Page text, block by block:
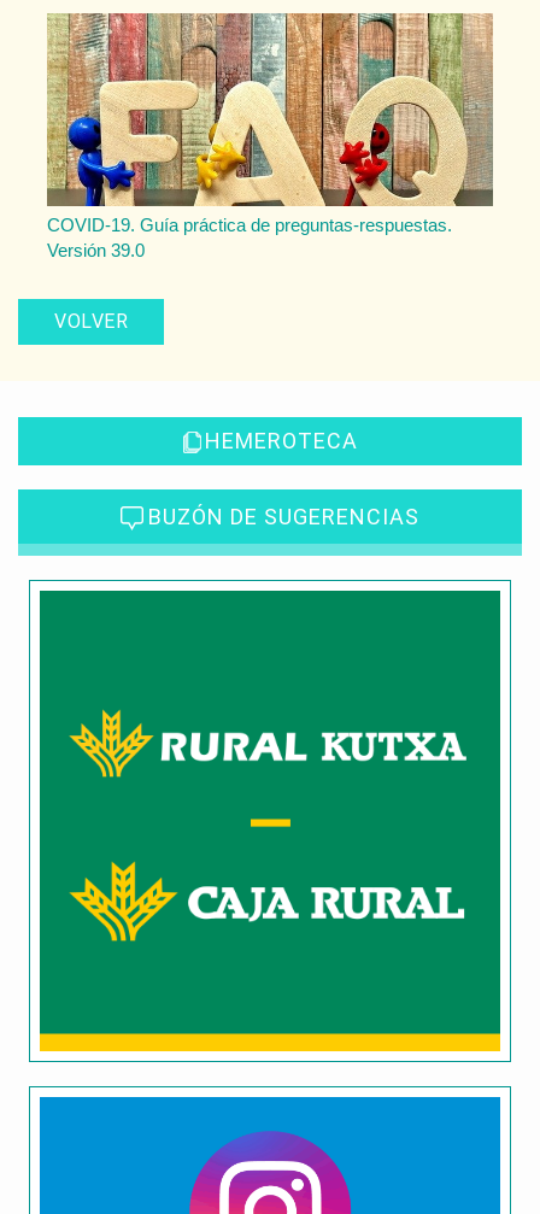
COVID-19. Guía práctica de preguntas-respuestas.
Versión 39.0
VOLVER
HEMEROTECA
BUZÓN DE SUGERENCIAS